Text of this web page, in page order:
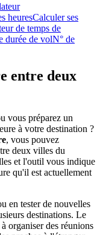
heuresCalculer ses
de temps de
durée de volN° de
entre deux
vous préparez un
à votre destination ?
, vous pouvez
deux villes du
et l'outil vous indique
qu'il est actuellement
en tester de nouvelles
destinations. Le
organiser des réunions